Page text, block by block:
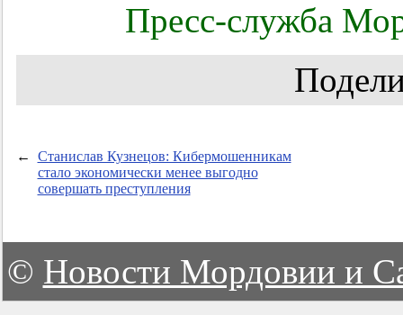
Пресс-служба
←
Станислав Кузнецов: Кибермошенникам
стало экономически менее выгодно
совершать преступления
© Новости Мордовии и